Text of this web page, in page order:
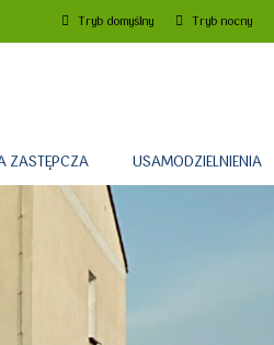
Tryb domyślny Tryb nocny
ZASTĘPCZA USAMODZIELNIENIA